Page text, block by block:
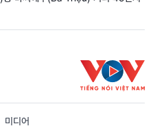
미디어